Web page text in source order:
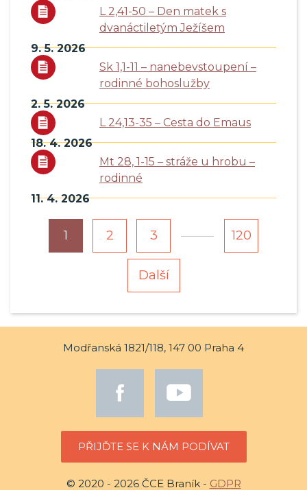
L 2,41-50 – Den matek s
dvanáctiletým Ježíšem
9. 5. 2026
Sk 1,1-11 – nanebevstoupení –
rodinné bohoslužby
2. 5. 2026
L 24,13-35 – Cesta do Emaus
18. 4. 2026
Mt 28, 1-15 – stráže u hrobu –
rodinné
11. 4. 2026
1 2 3 120
Další
Modřanská 1821/118, 147 00 Praha 4
PŘIJĎTE SE K NÁM PODÍVAT
© 2020 - 2026 ČCE Braník - GDPR